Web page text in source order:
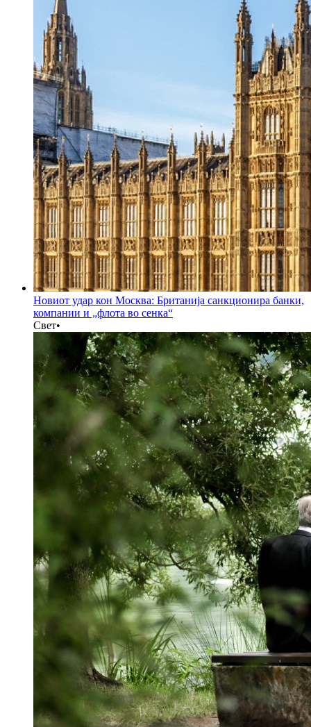
Новиот удар кон Москва: Британија санкционира банки,
компании и „флота во сенка“
Свет•